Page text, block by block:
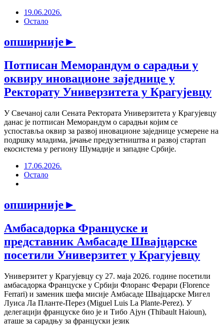
19.06.2026.
Остало
опширније►
Потписан Меморандум о сарадњи у
оквиру иновационе заједнице у
Ректорату Универзитета у Крагујевцу
У Свечаној сали Сената Ректората Универзитета у Крагујевцу
данас је потписан Меморандум о сарадњи којим се
успоставља оквир за развој иновационе заједнице усмерене на
подршку младима, јачање предузетништва и развој стартап
екосистема у региону Шумадије и западне Србије.
17.06.2026.
Остало
опширније►
Амбасадорка Француске и
представник Амбасаде Швајцарске
посетили Универзитет у Крагујевцу
Универзитет у Крагујевцу су 27. маја 2026. године посетили
амбасадорка Француске у Србији Флоранс Ферари (Florence
Ferrari) и заменик шефа мисије Амбасаде Швајцарске Мигел
Луиса Ла Планте-Перез (Miguel Luis La Plante-Perez). У
делегацији француске био је и Тибо Ајун (Thibault Haioun),
аташе за сарадњу за француски језик